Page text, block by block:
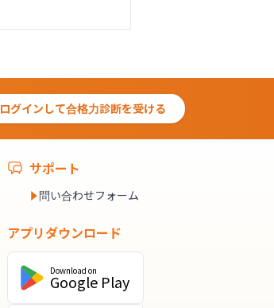
ログインして合格力診断を受ける
サポート
問い合わせフォーム
アプリダウンロード
Download on
Google Play